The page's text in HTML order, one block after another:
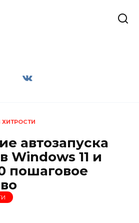
автозапуска
Windows 11 и
пошаговое